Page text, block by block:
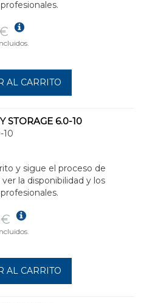
AL CARRITO
STORAGE 6.0-10
10
y sigue el proceso de
la disponibilidad y los
€
AL CARRITO